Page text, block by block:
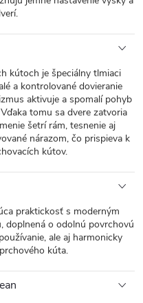
kútoch je špeciálny tlmiaci
a kontrolované dovieranie
aktivuje a spomalí pohyb
tomu sa dvere zatvoria
šetrí rám, tesnenie aj
nárazom, čo prispieva k
kútov.
praktickosť s moderným
doplnená o odolnú povrchovú
ale aj harmonicky
kúta.